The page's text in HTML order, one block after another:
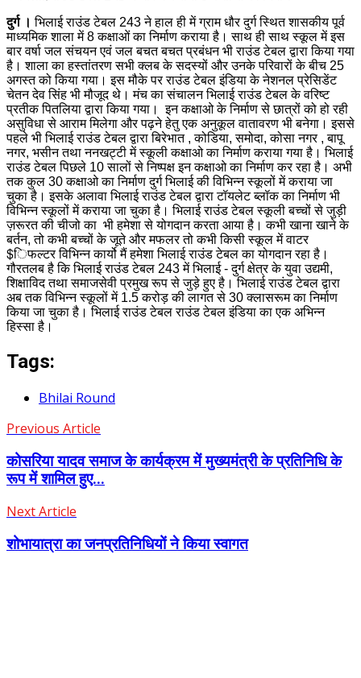
दुर्ग । भिलाई राउंड टेबल 243 ने हाल ही में ग्राम धौर दुर्ग स्थित शासकीय पूर्व
माध्यमिक शाला में 8 कक्षाओं का निर्माण कराया है। साथ ही साथ स्कूल में इस
बार वर्षा जल संचयन एवं जल बचत बचत प्रबंधन भी राउंड टेबल द्वारा किया गया
है। शाला का हस्तांतरण सभी क्लब के सदस्यों और उनके परिवारों के बीच 25
अगस्त को किया गया। इस मौके पर राउंड टेबल इंडिया के नेशनल प्रेसिडेंट
चेतन देव सिंह भी मौजूद थे। मंच का संचालन भिलाई राउंड टेबल के वरिष्ट
प्रतीक पितलिया द्वारा किया गया। इन कक्षाओ के निर्माण से छात्रों को हो रही
असुविधा से आराम मिलेगा और पढ़ने हेतु एक अनुकूल वातावरण भी बनेगा। इससे
पहले भी भिलाई राउंड टेबल द्वारा बिरेभात , कोडिया, समोदा, कोसा नगर , बापू
नगर, भसीन तथा ननखट्टी में स्कूली कक्षाओ का निर्माण कराया गया है। भिलाई
राउंड टेबल पिछले 10 सालों से निष्पक्ष इन कक्षाओ का निर्माण कर रहा है। अभी
तक कुल 30 कक्षाओ का निर्माण दुर्ग भिलाई की विभिन्न स्कूलों में कराया जा
चुका है। इसके अलावा भिलाई राउंड टेबल द्वारा टॉयलेट ब्लॉक का निर्माण भी
विभिन्न स्कूलों में कराया जा चुका है। भिलाई राउंड टेबल स्कूली बच्चों से जुड़ी
ज़रूरत की चीजो का भी हमेशा से योगदान करता आया है। कभी खाना खाने के
बर्तन, तो कभी बच्चों के जूते और मफलर तो कभी किसी स्कूल में वाटर
$िफल्टर विभिन्न कार्यो मैं हमेशा भिलाई राउंड टेबल का योगदान रहा है।
गौरतलब है कि भिलाई राउंड टेबल 243 में भिलाई - दुर्ग क्षेत्र के युवा उद्यमी,
शिक्षाविद तथा समाजसेवी प्रमुख रूप से जुड़े हुए है। भिलाई राउंड टेबल द्वारा
अब तक विभिन्न स्कूलों में 1.5 करोड़ की लागत से 30 क्लासरूम का निर्माण
किया जा चुका है। भिलाई राउंड टेबल राउंड टेबल इंडिया का एक अभिन्न
हिस्सा है।
Tags:
Bhilai Round
Previous Article
कोसरिया यादव समाज के कार्यक्रम में मुख्यमंत्री के प्रतिनिधि के
रूप में शामिल हुए...
Next Article
शोभायात्रा का जनप्रतिनिधियों ने किया स्वागत